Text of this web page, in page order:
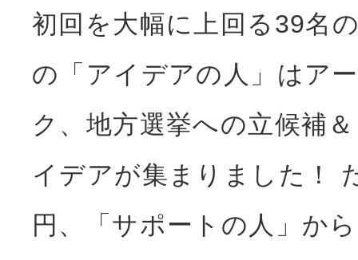
初回を大幅に上回る39名
の「アイデアの人」はア
ク、地方選挙への立候補
イデアが集まりました！
円、「サポートの人」か